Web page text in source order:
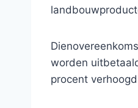
worden
procent